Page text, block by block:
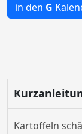
in den G
Kartoffeln